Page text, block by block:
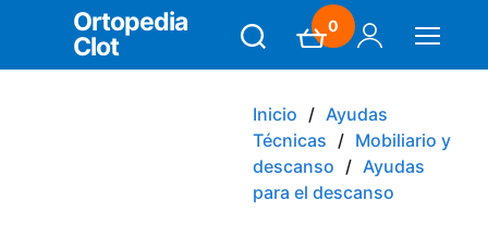
Ortopedia
Clot
0
Inicio
Ayudas
Técnicas
Mobiliario y
descanso
Ayudas
para el descanso